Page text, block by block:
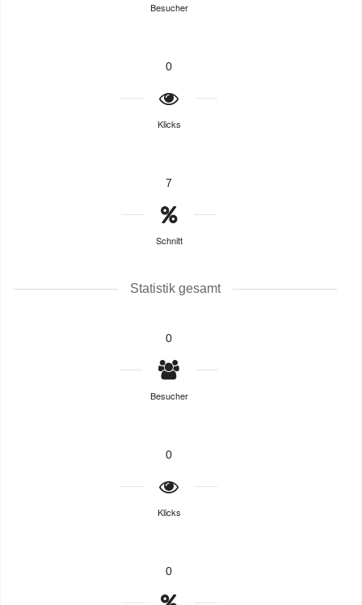
Besucher
0
Klicks
7
Schnitt
Statistik gesamt
0
Besucher
0
Klicks
0